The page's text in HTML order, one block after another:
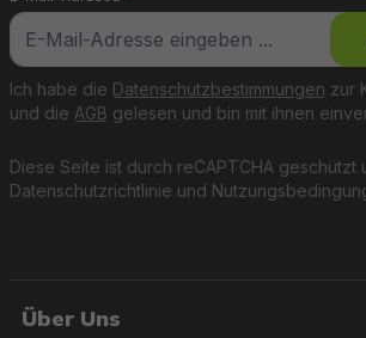
Diese Seite ist durch reCAPTCHA geschützt
Datenschutzrichtlinie und
Ich habe die Datenschutzbestimmungen zur
und die AGB gelesen und bin mit ihnen
Über Uns